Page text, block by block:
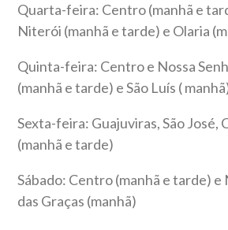
Quarta-feira: Centro (manhã e
Niterói (manhã e tarde) e Olaria
Quinta-feira: Centro e Nossa
(manhã e tarde) e São Luís (
Sexta-feira: Guajuviras, São José,
(manhã e tarde)
Sábado: Centro (manhã e tarde) e
das Graças (manhã)